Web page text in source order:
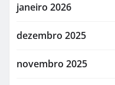
janeiro 2026
dezembro 2025
novembro 2025